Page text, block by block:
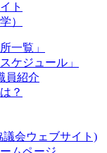
ト
）